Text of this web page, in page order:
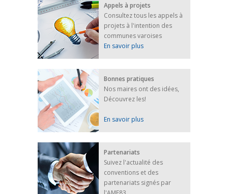
Afin d’accompagner au mieux les réfugiés
ukrainiens arrivés en France,...
FEUILLETER
Appels à projets
Consultez tous les appels à
projets à l'intention des
communes varoises
En savoir plus
Bonnes pratiques
Nos maires ont des idées,
Découvrez les!
En savoir plus
Partenariats
Suivez l'actualité des
conventions et des
partenariats signés par